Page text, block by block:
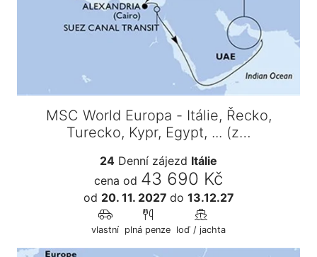
MSC World Europa - Itálie, Řecko,
Turecko, Kypr, Egypt, ... (z…
24 Denní zájezd Itálie
cena od 43 690 Kč
od 20. 11. 2027 do 13.12.27
vlastní plná penze loď / jachta